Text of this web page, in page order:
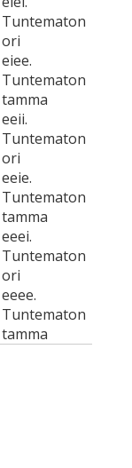
Tuntematon
ori
eiee.
Tuntematon
tamma
eeii.
Tuntematon
ori
eeie.
Tuntematon
tamma
eeei.
Tuntematon
ori
eeee.
Tuntematon
tamma